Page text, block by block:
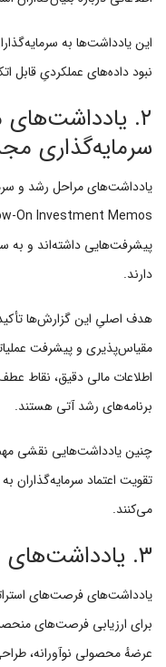
این یادداشت‌ها به
نبود داده‌های عملکردیِ قابل
۲.
سرمایه‌گذاری
پیشرفت‌هایی داشته‌اند و به
دارند.
هدف اصلیِ این گزارش‌ها
مقیاس‌پذیری و پیشرفت
اطلاعات مالی دقیق، نقاط
برنامه‌های رشد آتی هستند.
چنین یادداشت‌هایی نقشی
تقویت اعتماد سرمایه‌گذاران
می‌کنند.
۳. یادداشت‌های فرصت‌های استراتژیک
برای ارزیابی فرصت‌های
عرضهٔ محصولی نوآورانه،